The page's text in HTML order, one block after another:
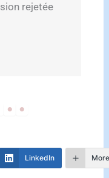
La Mareta
01
LinkedIn